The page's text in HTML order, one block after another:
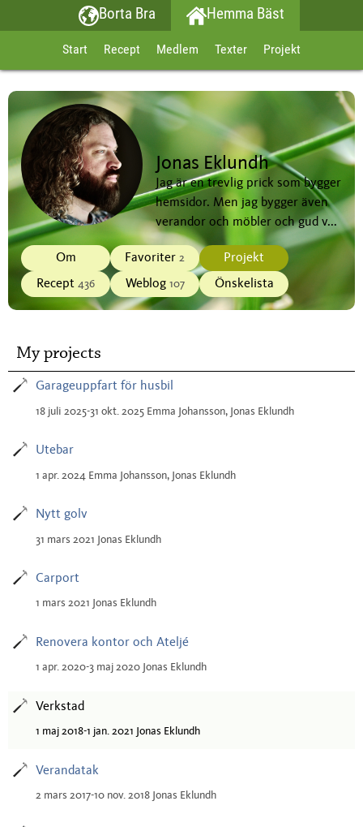
Borta Bra Hemma Bäst
Start Recept Medlem Texter Projekt
Jonas Eklundh
Jag är en trevlig prick som bygger
hemsidor. Men jag bygger även
verandor och möbler och gud v...
Om Favoriter 2
Projekt
Recept 436 Weblog 107 Önskelista
My projects
Garageuppfart för husbil
18 juli 2025-31 okt. 2025 Emma Johansson, Jonas Eklundh
Utebar
1 apr. 2024 Emma Johansson, Jonas Eklundh
Nytt golv
31 mars 2021 Jonas Eklundh
Carport
1 mars 2021 Jonas Eklundh
Renovera kontor och Ateljé
1 apr. 2020-3 maj 2020 Jonas Eklundh
Verkstad
1 maj 2018-1 jan. 2021 Jonas Eklundh
Verandatak
2 mars 2017-10 nov. 2018 Jonas Eklundh